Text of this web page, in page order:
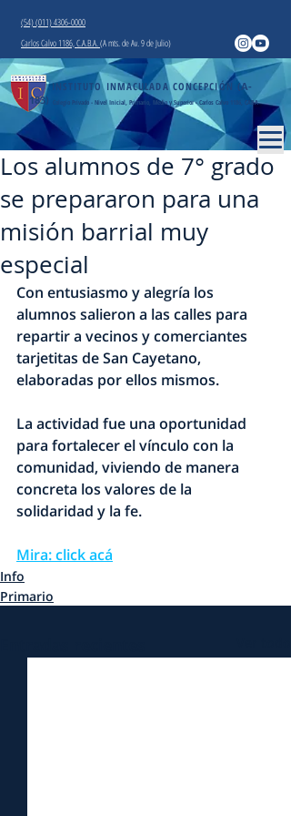
INSTITUTO INMACULADA CONCEPCIÓN (A-
183)
Colegio Privado - Nivel Inicial, Primario, Medio y Superior - Carlos Calvo 1186, CABA
(54) (011) 4306-0000
Carlos Calvo 1186, C.A.B.A.(A mts. de Av. 9 de Julio)
Los alumnos de 7° grado
se prepararon para una
misión barrial muy
especial
Con entusiasmo y alegría los
alumnos salieron a las calles para
repartir a vecinos y comerciantes
tarjetitas de San Cayetano,
elaboradas por ellos mismos.
La actividad fue una oportunidad
para fortalecer el vínculo con la
comunidad, viviendo de manera
concreta los valores de la
solidaridad y la fe.
Mira: click acá
Info
Primario